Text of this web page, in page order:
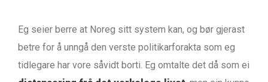
Eg seier berre at Noreg sitt system kan, og bør gjerast
betre for å unngå den verste politikarforakta som eg
tidlegare har vore såvidt borti. Eg omtalte det då som ei